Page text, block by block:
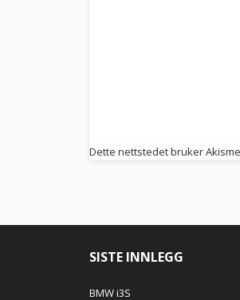
Dette nettstedet bruker
SISTE INNLEGG
BMW i3S